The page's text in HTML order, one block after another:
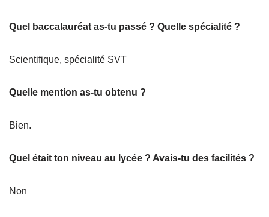
Quel baccalauréat as-tu passé ? Quelle spécialité ?
Scientifique, spécialité SVT
Quelle mention as-tu obtenu ?
Bien.
Quel était ton niveau au lycée ? Avais-tu des facilités ?
Non